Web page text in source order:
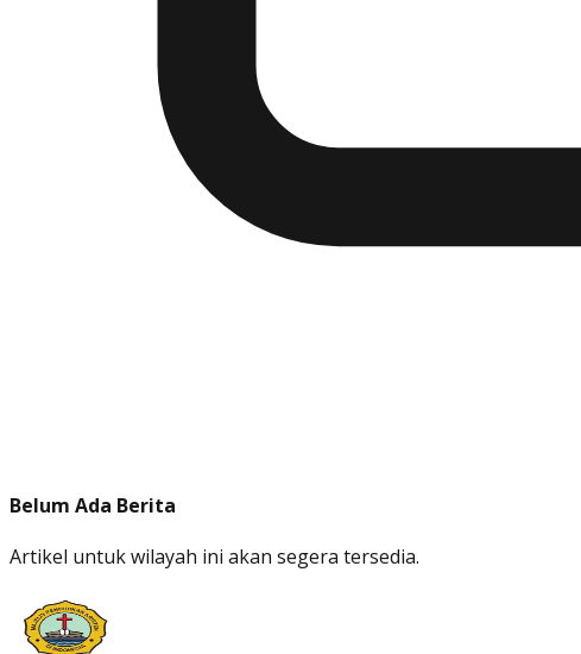
Belum Ada Berita
Artikel untuk wilayah ini akan segera tersedia.